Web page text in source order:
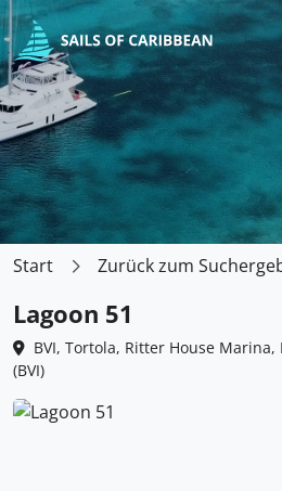
Start Zurück zum
Lagoon 51
BVI, Tortola, Ritter House
(BVI)